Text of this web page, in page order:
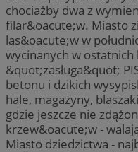
chociażby dwa z
filar&oacute;w. Miasto
las&oacute;w w
wycinanych w
&quot;zasługa&quot;
betonu i dzikich
hale, magazyny,
gdzie jeszcze nie
krzew&oacute;w -
Miasto dziedzictwa -